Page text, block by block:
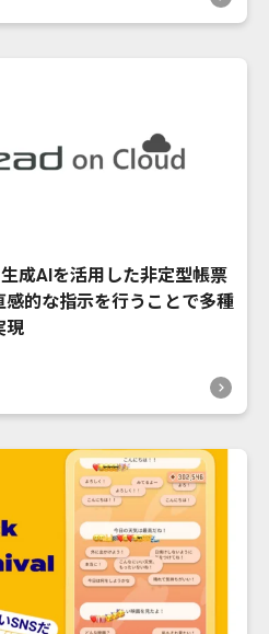
成AIを活用した非定型帳票
的な指示を行うことで多種
現